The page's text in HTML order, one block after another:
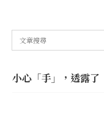
小心「手」，透露